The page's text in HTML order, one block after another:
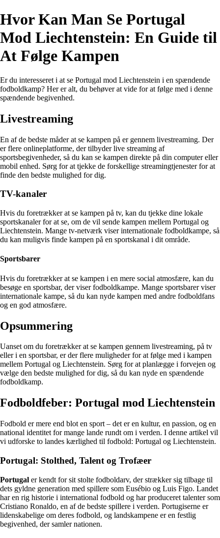
Hvor Kan Man Se Portugal
Mod Liechtenstein: En Guide til
At Følge Kampen
Er du interesseret i at se Portugal mod Liechtenstein i en spændende
fodboldkamp? Her er alt, du behøver at vide for at følge med i denne
spændende begivenhed.
Livestreaming
En af de bedste måder at se kampen på er gennem livestreaming. Der
er flere onlineplatforme, der tilbyder live streaming af
sportsbegivenheder, så du kan se kampen direkte på din computer eller
mobil enhed. Sørg for at tjekke de forskellige streamingtjenester for at
finde den bedste mulighed for dig.
TV-kanaler
Hvis du foretrækker at se kampen på tv, kan du tjekke dine lokale
sportskanaler for at se, om de vil sende kampen mellem Portugal og
Liechtenstein. Mange tv-netværk viser internationale fodboldkampe, så
du kan muligvis finde kampen på en sportskanal i dit område.
Sportsbarer
Hvis du foretrækker at se kampen i en mere social atmosfære, kan du
besøge en sportsbar, der viser fodboldkampe. Mange sportsbarer viser
internationale kampe, så du kan nyde kampen med andre fodboldfans
og en god atmosfære.
Opsummering
Uanset om du foretrækker at se kampen gennem livestreaming, på tv
eller i en sportsbar, er der flere muligheder for at følge med i kampen
mellem Portugal og Liechtenstein. Sørg for at planlægge i forvejen og
vælge den bedste mulighed for dig, så du kan nyde en spændende
fodboldkamp.
Fodboldfeber: Portugal mod Liechtenstein
Fodbold er mere end blot en sport – det er en kultur, en passion, og en
national identitet for mange lande rundt om i verden. I denne artikel vil
vi udforske to landes kærlighed til fodbold: Portugal og Liechtenstein.
Portugal: Stolthed, Talent og Trofæer
Portugal er kendt for sit stolte fodboldarv, der strækker sig tilbage til
dets gyldne generation med spillere som Eusébio og Luis Figo. Landet
har en rig historie i international fodbold og har produceret talenter som
Cristiano Ronaldo, en af de bedste spillere i verden. Portugiserne er
lidenskabelige om deres fodbold, og landskampene er en festlig
begivenhed, der samler nationen.